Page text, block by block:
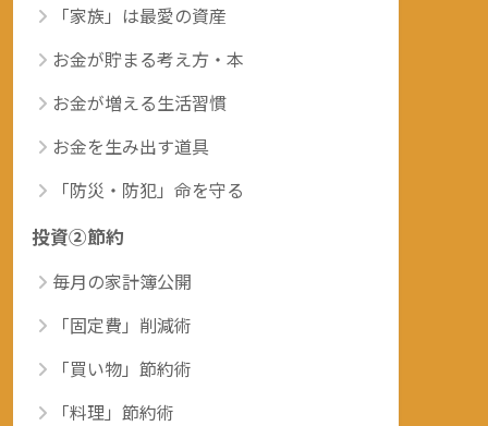
「家族」は最愛の資産
お金が貯まる考え方・本
お金が増える生活習慣
お金を生み出す道具
「防災・防犯」命を守る
投資②節約
毎月の家計簿公開
「固定費」削減術
「買い物」節約術
「料理」節約術